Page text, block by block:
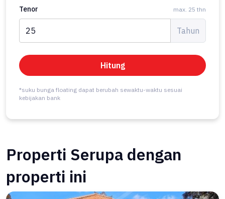
Tenor max. 25 thn
Tahun
Hitung
*suku bunga floating dapat berubah sewaktu-waktu sesuai
kebijakan bank
Properti Serupa dengan
properti ini